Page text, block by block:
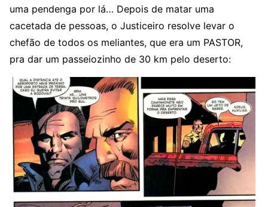
uma pendenga por lá… Depois de matar uma
cacetada de pessoas, o Justiceiro resolve levar o
chefão de todos os meliantes, que era um PASTOR,
pra dar um passeiozinho de 30 km pelo deserto: